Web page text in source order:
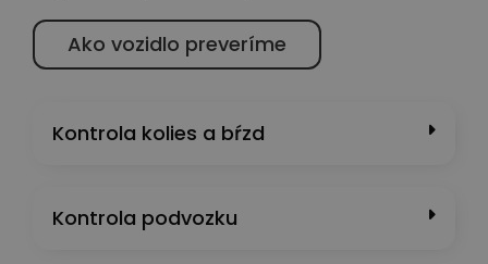
Ako vozidlo preveríme
Kontrola kolies a bŕzd
Kontrola podvozku